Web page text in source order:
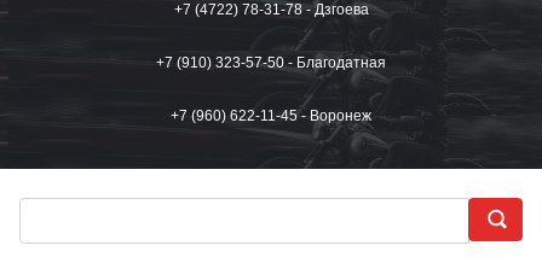
+7 (4722) 78-31-78 - Дзгоева
+7 (910) 323-57-50 - Благодатная
+7 (960) 622-11-45 - Воронеж